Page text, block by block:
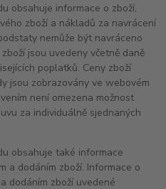
informace o zboží,
zboží a nákladů za navrácení
nemůže být navráceno
jsou uvedeny včetně daně
poplatků. Ceny zboží
jsou zobrazovány ve webovém
není omezena možnost
za individuálně sjednaných
obsahuje také informace
a dodáním zboží. Informace o
dodáním zboží uvedené